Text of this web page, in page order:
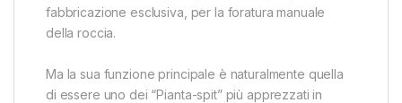
fabbricazione esclusiva, per la foratura manuale
della roccia.
Ma la sua funzione principale è naturalmente quella
di essere uno dei “Pianta-spit” più apprezzati in